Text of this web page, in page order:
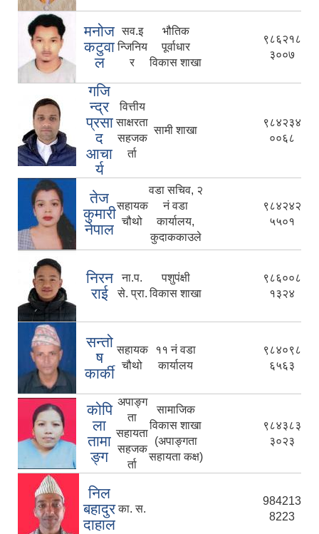
मनोज
कटुवा
ल
सव.इ
न्जिनिय
र
भौतिक
पूर्वाधार
विकास शाखा
९८६२१८
३००७
गजि
न्द्र
प्रसा
द
आचा
र्य
वित्तीय
साक्षरता
सहजक
र्ता
सामी शाखा
९८४२३४
००६८
तेज
कुमारी
नेपाल
सहायक
चौथो
वडा सचिव, २
नं वडा
कार्यालय,
कुदाककाउले
९८४२४२
५५०१
निरन
राई
ना.प.
से. प्रा.
पशुपंक्षी
विकास शाखा
९८६००८
१३२४
सन्तो
ष
कार्की
सहायक
चौथो
११ नं वडा
कार्यालय
९८४०९८
६५६३
कोपि
ला
तामा
ङ्ग
अपाङ्ग
ता
सहायता
सहजक
र्ता
सामाजिक
विकास शाखा
(अपाङ्गता
सहायता कक्ष)
९८४३८३
३०२३
निल
बहादुर
दाहाल
का. स.
984213
8223